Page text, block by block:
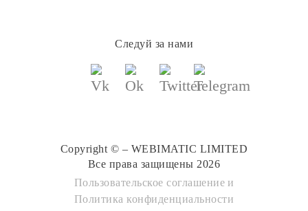
Следуй за нами
Copyright © – WEBIMATIC LIMITED
Все права защищены 2026
Пользовательское соглашение и
Политика конфиденциальности